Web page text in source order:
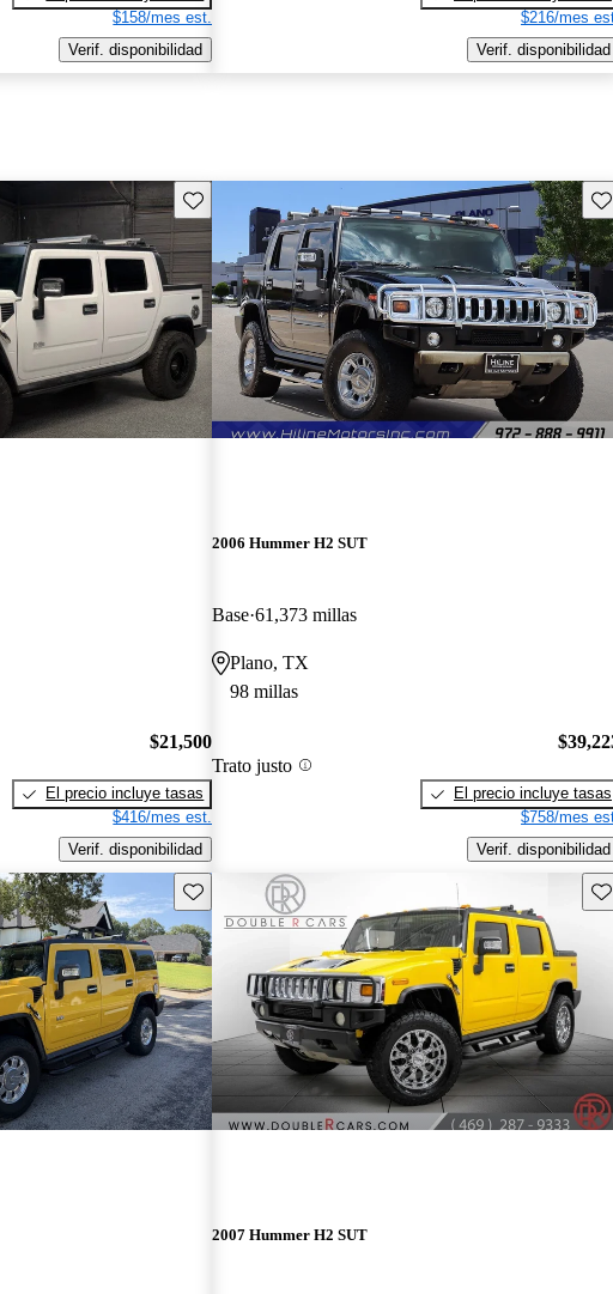
$158/mes est.
Verif. disponibilidad
$216/mes
Verif. disponibilidad
Guarda este Aviso
$21,500
El precio incluye tasas
$416/mes est.
Verif. disponibilidad
2006 Hummer H2 SUT
Base 61,373 millas
Plano, TX
98 millas
Trato justo
El precio incluye tasas
$758/mes
Verif. disponibilidad
Guarda este Aviso
2007 Hummer H2 SUT